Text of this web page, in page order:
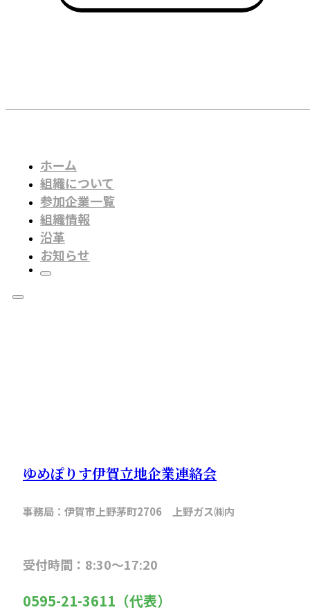
ホーム
組織について
参加企業一覧
組織情報
沿革
お知らせ
ゆめぽりす伊賀立地企業連絡会
事務局：伊賀市上野茅町2706 上野ガス㈱内
受付時間：8:30～17:20
0595-21-3611（代表）